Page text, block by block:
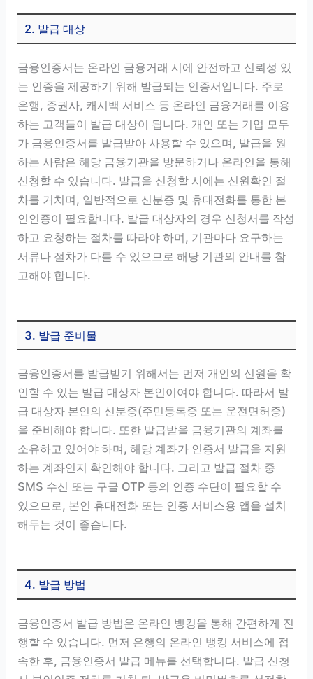
2. 발급 대상
금융인증서는 온라인 금융거래 시에 안전하고 신뢰성 있
는 인증을 제공하기 위해 발급되는 인증서입니다. 주로
은행, 증권사, 캐시백 서비스 등 온라인 금융거래를 이용
하는 고객들이 발급 대상이 됩니다. 개인 또는 기업 모두
가 금융인증서를 발급받아 사용할 수 있으며, 발급을 원
하는 사람은 해당 금융기관을 방문하거나 온라인을 통해
신청할 수 있습니다. 발급을 신청할 시에는 신원확인 절
차를 거치며, 일반적으로 신분증 및 휴대전화를 통한 본
인인증이 필요합니다. 발급 대상자의 경우 신청서를 작성
하고 요청하는 절차를 따라야 하며, 기관마다 요구하는
서류나 절차가 다를 수 있으므로 해당 기관의 안내를 참
고해야 합니다.
3. 발급 준비물
금융인증서를 발급받기 위해서는 먼저 개인의 신원을 확
인할 수 있는 발급 대상자 본인이여야 합니다. 따라서 발
급 대상자 본인의 신분증(주민등록증 또는 운전면허증)
을 준비해야 합니다. 또한 발급받을 금융기관의 계좌를
소유하고 있어야 하며, 해당 계좌가 인증서 발급을 지원
하는 계좌인지 확인해야 합니다. 그리고 발급 절차 중
SMS 수신 또는 구글 OTP 등의 인증 수단이 필요할 수
있으므로, 본인 휴대전화 또는 인증 서비스용 앱을 설치
해두는 것이 좋습니다.
4. 발급 방법
금융인증서 발급 방법은 온라인 뱅킹을 통해 간편하게 진
행할 수 있습니다. 먼저 은행의 온라인 뱅킹 서비스에 접
속한 후, 금융인증서 발급 메뉴를 선택합니다. 발급 신청